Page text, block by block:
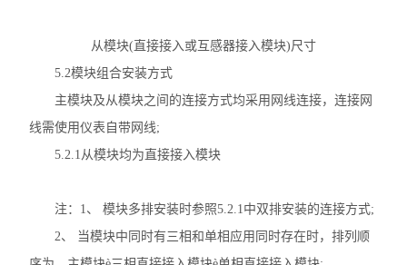
终端电能计量表计
ACR系列网络电力仪表
APMD系列仪表
从模块(直接接入或互感器接入模块)尺寸
5.2模块组合安装方式
主模块及从模块之间的连接方式均采用网线连接，连接网
线需使用仪表自带网线;
5.2.1从模块均为直接接入模块
注：1、 模块多排安装时参照5.2.1中双排安装的连接方式;
2、 当模块中同时有三相和单相应用同时存在时，排列顺